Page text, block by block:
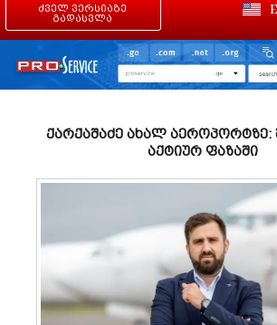
ძველ ვერსიაზე
გადასვლა
ქარქაშაძე ახალ აეროპორტზე:
აქტიურ ფაზაში